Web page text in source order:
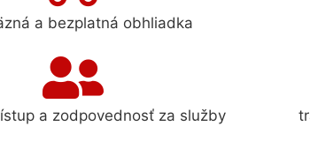
a bezplatná obhliadka
a zodpovednosť za služby